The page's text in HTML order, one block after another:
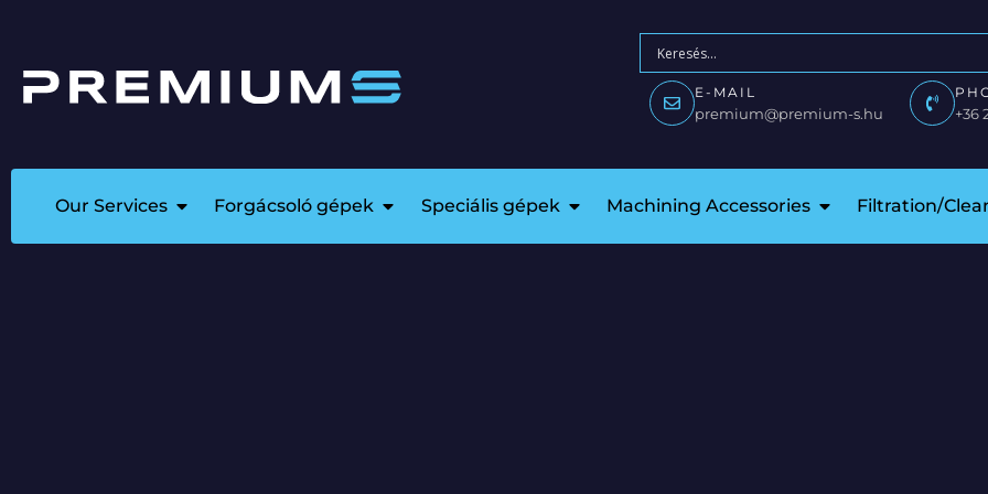
E-MAIL
premium@premium-s.hu +36
Our Services Forgácsoló gépek Speciális gépek Machining Accessories Filtration/